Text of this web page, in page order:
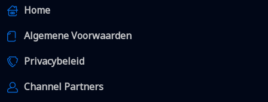
Home
Algemene Voorwaarden
Privacybeleid
Channel Partners